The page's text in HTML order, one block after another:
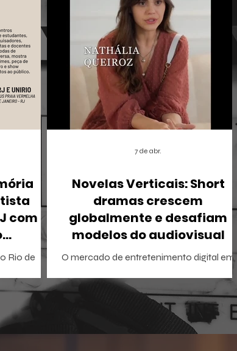
com
Rio de
uma
e a
da
debate
Novelas Verticais: Short
dramas crescem
globalmente e desafiam
modelos do audiovisual
O mercado de entretenimento digital em
o espectador busca narrativas ágeis,
dramáticas e estritamente verticais.
7 de abr.